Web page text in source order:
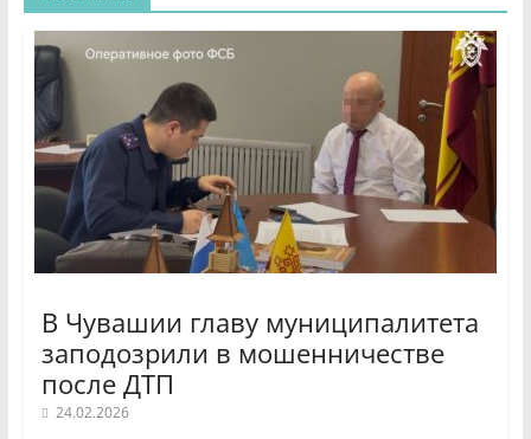
В Чувашии главу муниципалитета
заподозрили в мошенничестве
после ДТП
24.02.2026